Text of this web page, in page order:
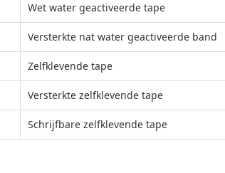
Wet water geactiveerde tape
Versterkte nat water geactiveerde band
Zelfklevende tape
Versterkte zelfklevende tape
Schrijfbare zelfklevende tape